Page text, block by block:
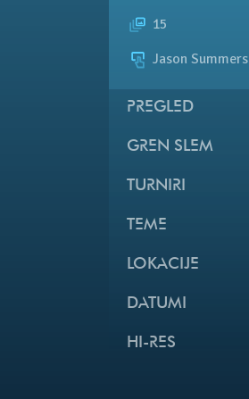
15
Jason Summers
PREGLED
GREN SLEM
TURNIRI
TEME
LOKACIJE
DATUMI
HI-RES